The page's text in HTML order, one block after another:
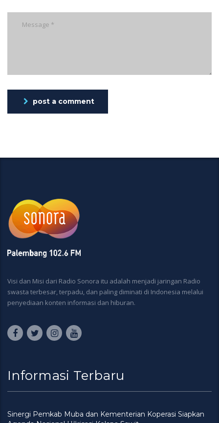
post a comment
Visi dan Misi dari Radio Sonora itu adalah menjadi jaringan Radio
swasta terbesar, terpadu, dan paling diminati di Indonesia melalui
penyediaan konten informasi dan hiburan.
Informasi Terbaru
Sinergi Pemkab Muba dan Kementerian Koperasi Siapkan